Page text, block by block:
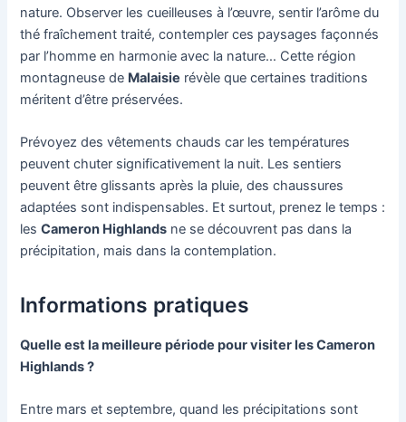
nature. Observer les cueilleuses à l’œuvre, sentir l’arôme du
thé fraîchement traité, contempler ces paysages façonnés
par l’homme en harmonie avec la nature… Cette région
montagneuse de Malaisie révèle que certaines traditions
méritent d’être préservées.
Prévoyez des vêtements chauds car les températures
peuvent chuter significativement la nuit. Les sentiers
peuvent être glissants après la pluie, des chaussures
adaptées sont indispensables. Et surtout, prenez le temps :
lesCameron Highlands ne se découvrent pas dans la
précipitation, mais dans la contemplation.
Informations pratiques
Quelle est la meilleure période pour visiter les Cameron
Highlands ?
Entre mars et septembre, quand les précipitations sont